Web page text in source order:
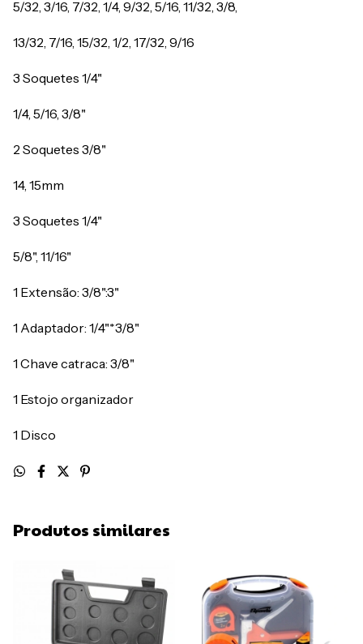
5/32, 3/16, 7/32, 1/4, 9/32, 5/16, 11/32, 3/8,
13/32, 7/16, 15/32, 1/2, 17/32, 9/16
3 Soquetes 1/4"
1/4, 5/16, 3/8"
2 Soquetes 3/8"
14, 15mm
3 Soquetes 1/4"
5/8", 11/16"
1 Extensão: 3/8":3"
1 Adaptador: 1/4"*3/8"
1 Chave catraca: 3/8"
1 Estojo organizador
1 Disco
Produtos similares